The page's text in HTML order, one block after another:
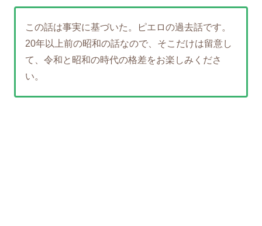
この話は事実に基づいた。ピエロの過去話です。
20年以上前の昭和の話なので、そこだけは留意し
て、令和と昭和の時代の格差をお楽しみくださ
い。